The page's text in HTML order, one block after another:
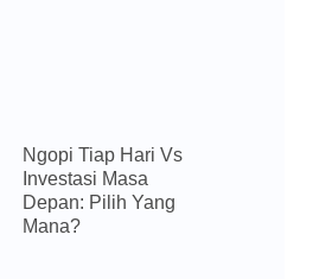
Ngopi Tiap Hari Vs
Investasi Masa
Depan: Pilih Yang
Mana?